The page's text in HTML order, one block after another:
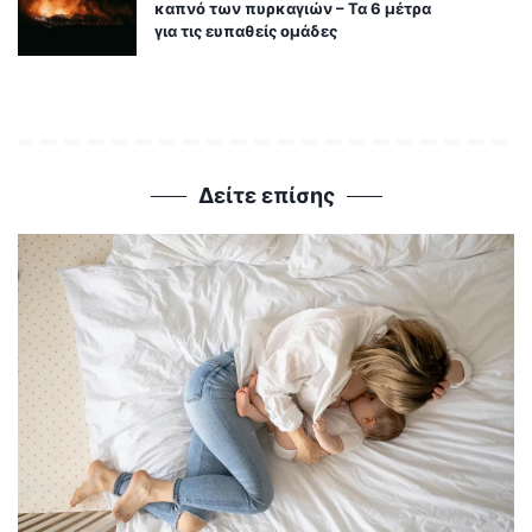
καπνό των πυρκαγιών – Τα 6 μέτρα
για τις ευπαθείς ομάδες
Δείτε επίσης